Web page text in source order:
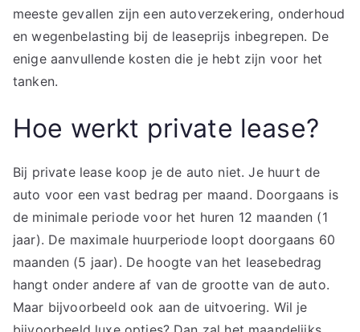
meeste gevallen zijn een autoverzekering, onderhoud
en wegenbelasting bij de leaseprijs inbegrepen. De
enige aanvullende kosten die je hebt zijn voor het
tanken.
Hoe werkt private lease?
Bij private lease koop je de auto niet. Je huurt de
auto voor een vast bedrag per maand. Doorgaans is
de minimale periode voor het huren 12 maanden (1
jaar). De maximale huurperiode loopt doorgaans 60
maanden (5 jaar). De hoogte van het leasebedrag
hangt onder andere af van de grootte van de auto.
Maar bijvoorbeeld ook aan de uitvoering. Wil je